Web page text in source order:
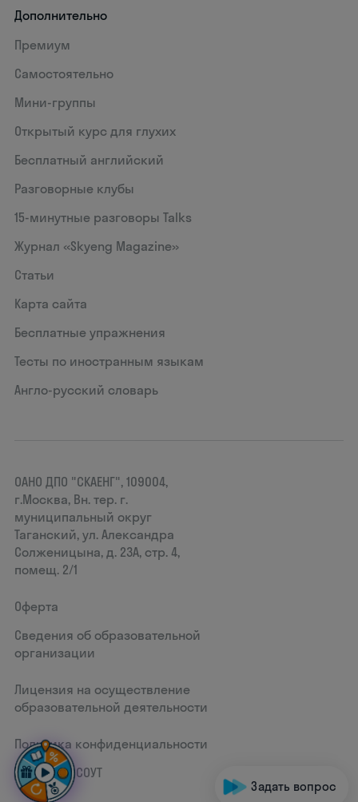
Дополнительно
Премиум
Самостоятельно
Мини-группы
Открытый курс для глухих
Бесплатный английский
Разговорные клубы
15‑минутные разговоры Talks
Журнал «Skyeng Magazine»
Статьи
Карта сайта
Бесплатные упражнения
Тесты по иностранным языкам
Англо-русский словарь
ОАНО ДПО "СКАЕНГ", 109004,
г.Москва, Вн. тер. г.
муниципальный округ
Таганский, ул. Александра
Солженицына, д. 23А, стр. 4,
помещ. 2/1
Оферта
Сведения об образовательной
организации
Лицензия на осуществление
образовательной деятельности
Политика конфиденциальности
Документ СОУТ
Задать вопрос